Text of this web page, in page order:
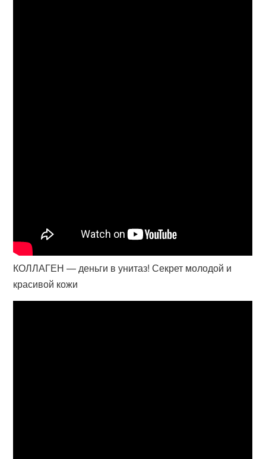
КОЛЛАГЕН — деньги в унитаз! Секрет молодой и
красивой кожи